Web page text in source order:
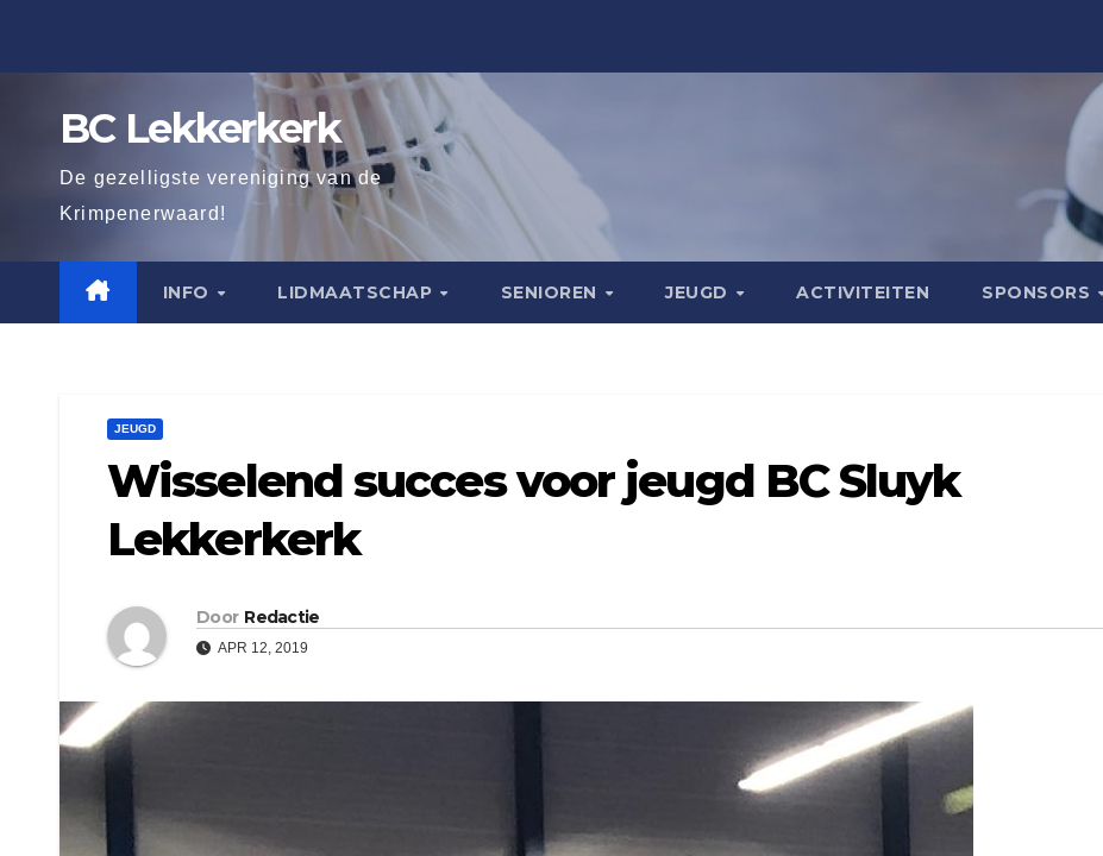
BC Lekkerkerk
De gezelligste vereniging van de
Krimpenerwaard!
INFO LIDMAATSCHAP SENIOREN JEUGD ACTIVITEITEN SPONSORS
JEUGD
Wisselend succes voor jeugd BC Sluyk
Lekkerkerk
Door Redactie
APR 12, 2019